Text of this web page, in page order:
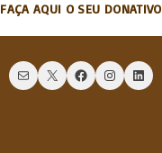
FAÇA AQUI O SEU DONATIVO
Mail X Facebook Instagram LinkedIn